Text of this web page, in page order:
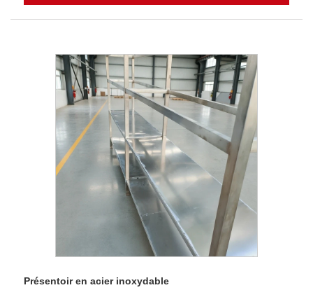
Présentoir en acier inoxydable